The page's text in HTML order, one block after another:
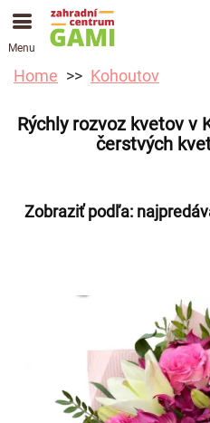
Menu
Home Kohoutov
Rýchly rozvoz kvetov v
čerstvých
Zobraziť podľa: